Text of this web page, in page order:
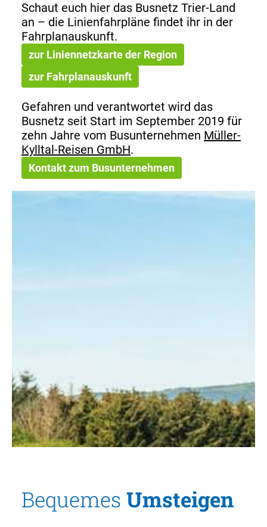
Schaut euch hier das Busnetz Trier-Land
an – die Linienfahrpläne findet ihr in der
Fahrplanauskunft.
zur Liniennetzkarte der Region
zur Fahrplanauskunft
Gefahren und verantwortet wird das
Busnetz seit Start im September 2019 für
zehn Jahre vom Busunternehmen Müller-
Kylltal-Reisen GmbH.
Kontakt zum Busunternehmen
Bequemes Umsteigen